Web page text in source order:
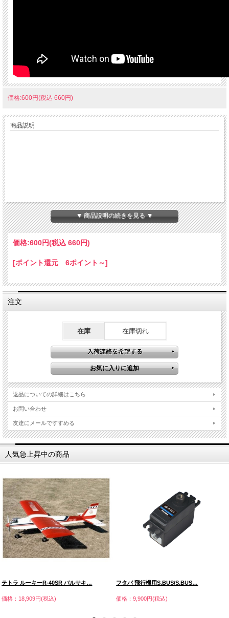
価格:600円(税込 660円)
商品説明
▼ 商品説明の続きを見る ▼
価格:600円(税込 660円)
[ポイント還元 6ポイント～]
注文
在庫 在庫切れ
返品についての詳細はこちら
お問い合わせ
友達にメールですすめる
人気急上昇中の商品
テトラ ルーキーR-40SR バルサキ…
価格：18,909円(税込)
フタバ 飛行機用S.BUS/S.BUS…
価格：9,900円(税込)